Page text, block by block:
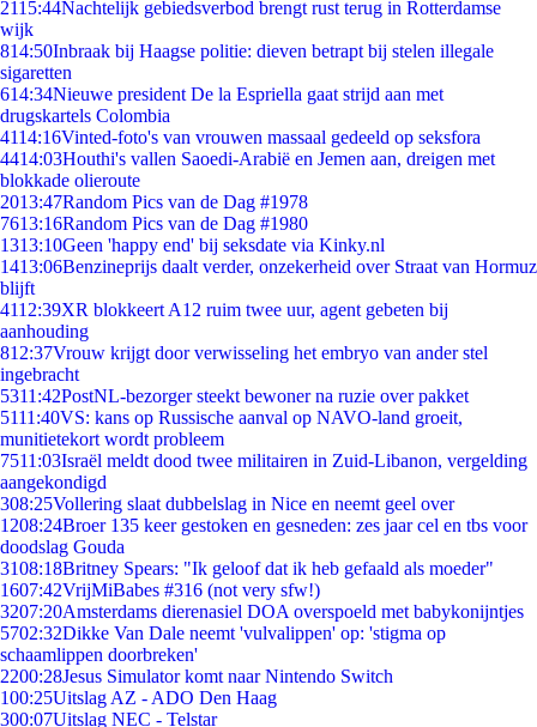
2115:44Nachtelijk gebiedsverbod brengt rust terug in Rotterdamse
wijk
814:50Inbraak bij Haagse politie: dieven betrapt bij stelen illegale
sigaretten
614:34Nieuwe president De la Espriella gaat strijd aan met
drugskartels Colombia
4114:16Vinted-foto's van vrouwen massaal gedeeld op seksfora
4414:03Houthi's vallen Saoedi-Arabië en Jemen aan, dreigen met
blokkade olieroute
2013:47Random Pics van de Dag #1978
7613:16Random Pics van de Dag #1980
1313:10Geen 'happy end' bij seksdate via Kinky.nl
1413:06Benzineprijs daalt verder, onzekerheid over Straat van Hormuz
blijft
4112:39XR blokkeert A12 ruim twee uur, agent gebeten bij
aanhouding
812:37Vrouw krijgt door verwisseling het embryo van ander stel
ingebracht
5311:42PostNL-bezorger steekt bewoner na ruzie over pakket
5111:40VS: kans op Russische aanval op NAVO-land groeit,
munitietekort wordt probleem
7511:03Israël meldt dood twee militairen in Zuid-Libanon, vergelding
aangekondigd
308:25Vollering slaat dubbelslag in Nice en neemt geel over
1208:24Broer 135 keer gestoken en gesneden: zes jaar cel en tbs voor
doodslag Gouda
3108:18Britney Spears: "Ik geloof dat ik heb gefaald als moeder"
1607:42VrijMiBabes #316 (not very sfw!)
3207:20Amsterdams dierenasiel DOA overspoeld met babykonijntjes
5702:32Dikke Van Dale neemt 'vulvalippen' op: 'stigma op
schaamlippen doorbreken'
2200:28Jesus Simulator komt naar Nintendo Switch
100:25Uitslag AZ - ADO Den Haag
300:07Uitslag NEC - Telstar